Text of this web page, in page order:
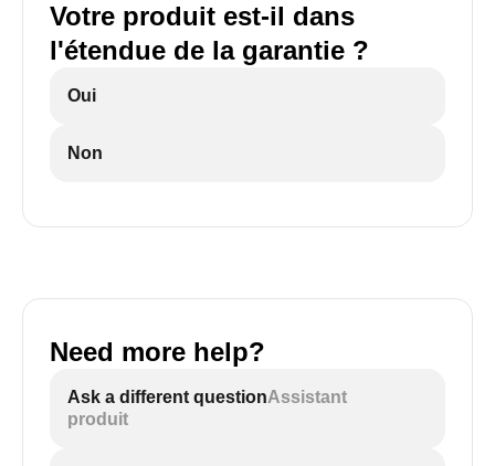
Votre produit est-il dans
l'étendue de la garantie ?
Oui
Non
Need more help?
Ask a different questionAssistant
produit